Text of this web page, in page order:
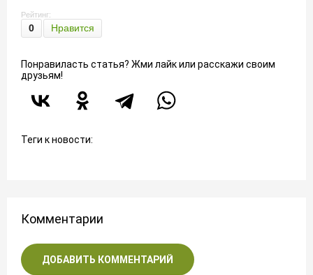
Рейтинг:
0 Нравится
Понравиласть статья? Жми лайк или расскажи своим
друзьям!
Теги к новости:
Комментарии
ДОБАВИТЬ КОММЕНТАРИЙ